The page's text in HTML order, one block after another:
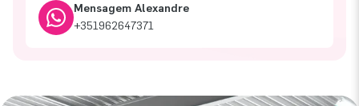
Mensagem Alexandre
+351962647371